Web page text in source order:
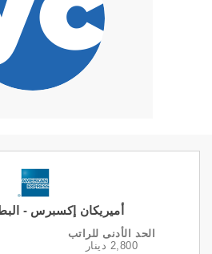
أميريكان إكسبرس -
الحد الأدنى للراتب
2,800 دينار